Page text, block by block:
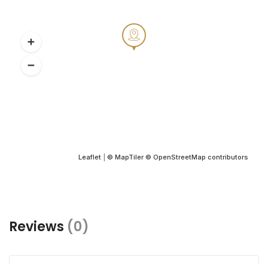
Leaflet © MapTiler © OpenStreetMap contributors
Reviews (0)